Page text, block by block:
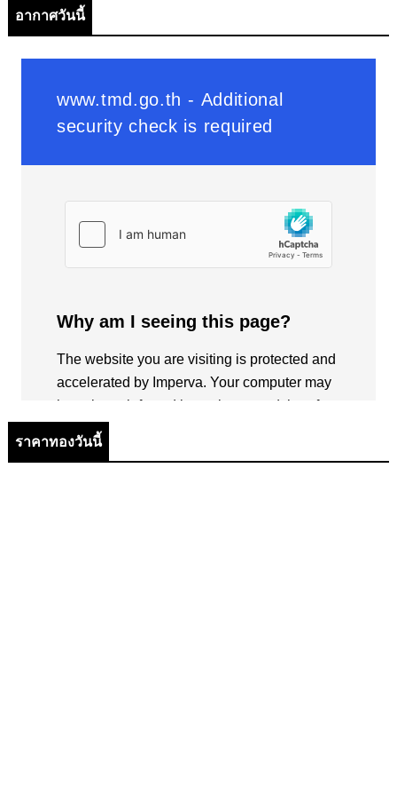
อากาศวันนี้
ราคาทองวันนี้